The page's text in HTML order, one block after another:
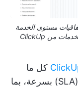
مستوى الخدمة
كل ما
تحتاجه لإنشاء اتفاقية مستوى الخدمة (SLA) بسرعة، بما